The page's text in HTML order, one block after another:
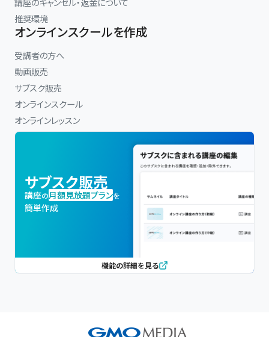
推奨環境
オンラインスクールを作成
受講者の方へ
動画販売
サブスク販売
オンラインスクール
オンラインレッスン
サブスク販売
講座の月額見放題プランを
簡単作成
機能の詳細を見る